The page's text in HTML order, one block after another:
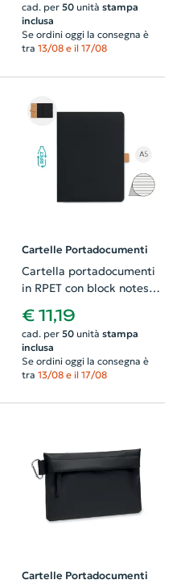
cad. per 50unità stampa
inclusa
Se ordini oggi la consegna è
tra 13/08 e il 17/08
Cartelle Portadocumenti
Cartella portadocumenti
in RPET con block notes
righe e tasche porta
oggetti
€ 11,19
cad. per 50unità stampa
inclusa
Se ordini oggi la consegna è
tra 13/08 e il 17/08
Cartelle Portadocumenti